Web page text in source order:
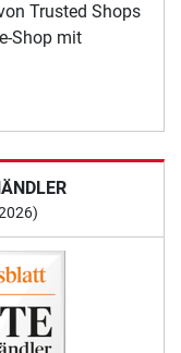
Trusted Shops
Shop mit